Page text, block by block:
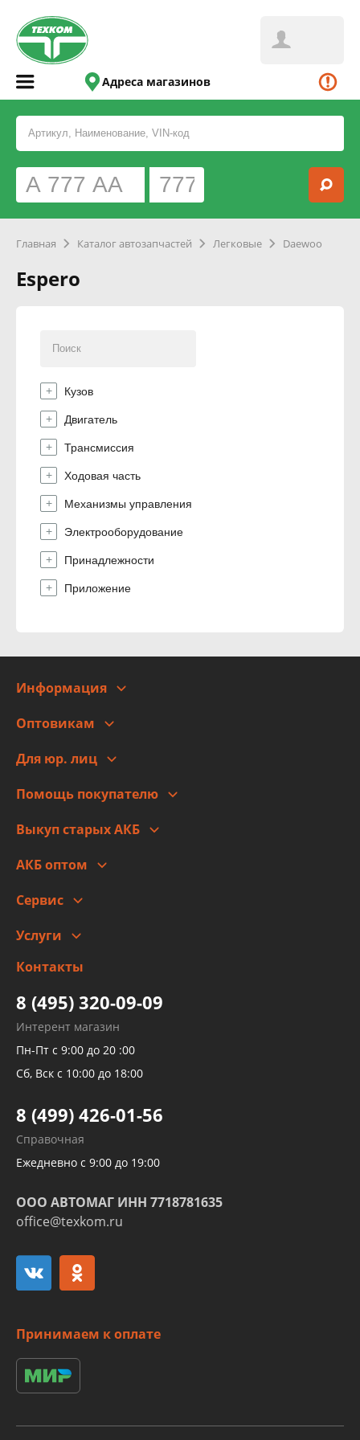
Адреса магазинов
Главная Каталог автозапчастей Легковые Daewoo
Espero
Кузов
Двигатель
Трансмиссия
Ходовая часть
Механизмы управления
Электрооборудование
Принадлежности
Приложение
Информация
Адреса
Новости
Правовая информация
Оптовикам
Для юр. лиц
Помощь покупателю
Оплата
Гарантии и возврат
Выкуп старых АКБ
АКБ оптом
Сервис
Заправка кондиционера авто
Детейлинг
Услуги
высокого давления
Тормозных трубок
Рукавов гидроусилителей
Рукавов компрессоров и турбин
Трубок кондиционеров
Развертка пайка медных стальных
алюминиевых трубок и штуцеров
Контакты
8 (495) 320-09-09
Интерент магазин
Пн-Пт с 9:00 до 20 :00
Сб, Вск с 10:00 до 18:00
8 (499) 426-01-56
Справочная
Ежедневно с 9:00 до 19:00
ООО АВТОМАГ ИНН 7718781635
office@texkom.ru
Принимаем к оплате